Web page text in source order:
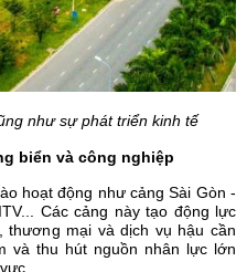
như sự phát triển kinh tế
biển và công nghiệp
hoạt động như cảng Sài Gòn -
Các cảng này tạo động lực
thương mại và dịch vụ hậu cần
và thu hút nguồn nhân lực lớn